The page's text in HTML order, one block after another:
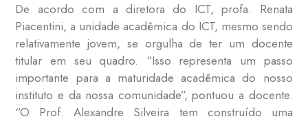
De acordo com a diretora do ICT, profa. Renata
Piacentini, a unidade acadêmica do ICT, mesmo sendo
relativamente jovem, se orgulha de ter um docente
titular em seu quadro. “Isso representa um passo
importante para a maturidade acadêmica do nosso
instituto e da nossa comunidade”, pontuou a docente.
“O Prof. Alexandre Silveira tem construído uma